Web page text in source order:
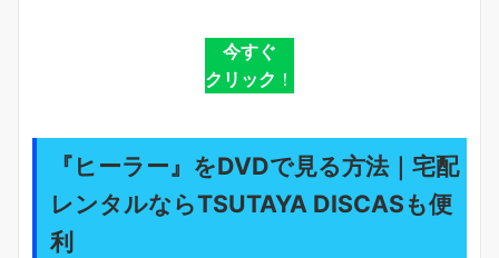
今すぐ
クリック ！
『ヒーラー』をDVDで見る方法｜宅配
レンタルならTSUTAYA DISCASも便
利